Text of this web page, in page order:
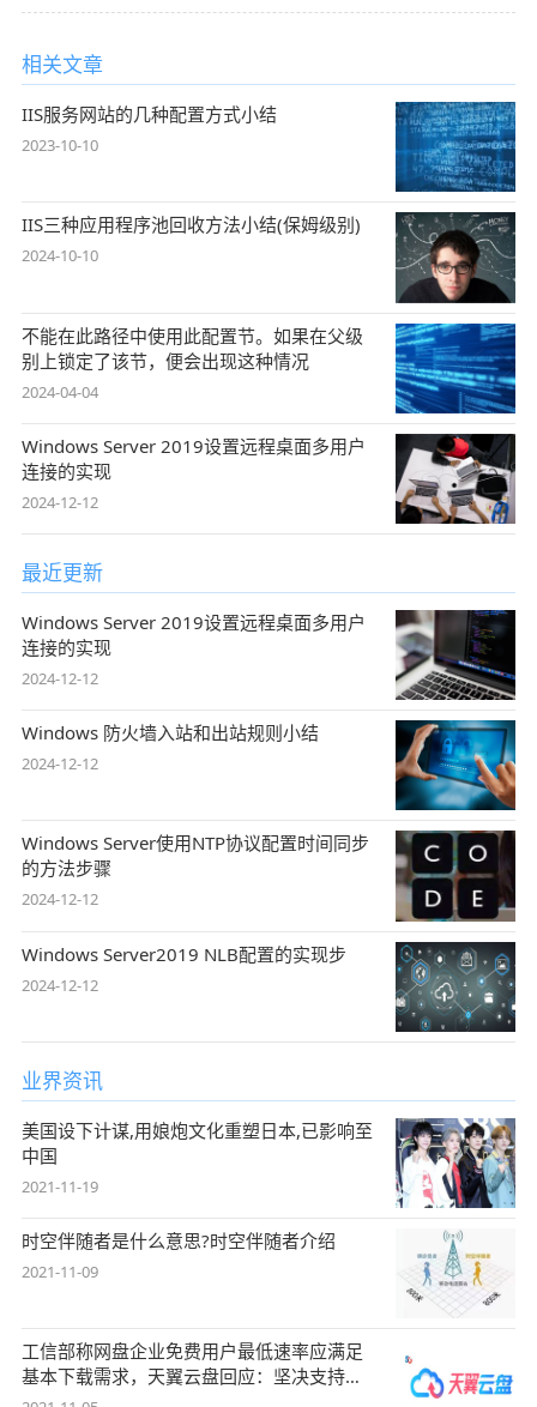
相关文章
IIS服务网站的几种配置方式小结
2023-10-10
IIS三种应用程序池回收方法小结(保姆级别)
2024-10-10
不能在此路径中使用此配置节。如果在父级
别上锁定了该节，便会出现这种情况
2024-04-04
Windows Server 2019设置远程桌面多用户
连接的实现
2024-12-12
最近更新
Windows Server 2019设置远程桌面多用户
连接的实现
2024-12-12
Windows 防火墙入站和出站规则小结
2024-12-12
Windows Server使用NTP协议配置时间同步
的方法步骤
2024-12-12
Windows Server2019 NLB配置的实现步
2024-12-12
业界资讯
美国设下计谋,用娘炮文化重塑日本,已影响至
中国
2021-11-19
时空伴随者是什么意思?时空伴随者介绍
2021-11-09
工信部称网盘企业免费用户最低速率应满足
基本下载需求，天翼云盘回应：坚决支持，
始终